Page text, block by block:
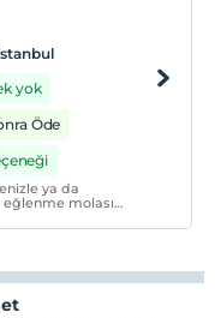
yok
Öde
ya da
molası
harikası olan